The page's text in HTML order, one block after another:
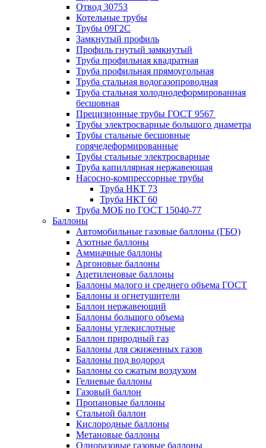
Отвод 30753
Котельные трубы
Трубы 09Г2С
Замкнутый профиль
Профиль гнутый замкнутый
Труба профильная квадратная
Труба профильная прямоугольная
Труба стальная водогазопроводная
Труба стальная холоднодеформированная
бесшовная
Прецизионные трубы ГОСТ 9567
Трубы электросварные большого диаметра
Трубы стальные бесшовные
горячедеформированные
Трубы стальные электросварные
Труба капиллярная нержавеющая
Насосно-компрессорные трубы
Труба НКТ 73
Труба НКТ 60
Труба МОБ по ГОСТ 15040-77
Баллоны
Автомобильные газовые баллоны (ГБО)
Азотные баллоны
Аммиачные баллоны
Аргоновые баллоны
Ацетиленовые баллоны
Баллоны малого и среднего объема ГОСТ
Баллоны и огнетушители
Баллон нержавеющий
Баллоны большого объема
Баллоны углекислотные
Баллон природный газ
Баллоны для сжиженных газов
Баллоны под водород
Баллоны со сжатым воздухом
Гелиевые баллоны
Газовый баллон
Пропановые баллоны
Стальной баллон
Кислородные баллоны
Метановые баллоны
Одноразовые газовые баллоны